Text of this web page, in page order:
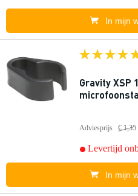
In mijn
Gravity XSP
Adviesprijs € 1,35
Levertijd
In mijn